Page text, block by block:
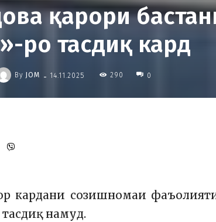
қарори
ро тасдиқ кард
By JOM - 14.11.2025 290 0
кардани созишномаи
намуд.